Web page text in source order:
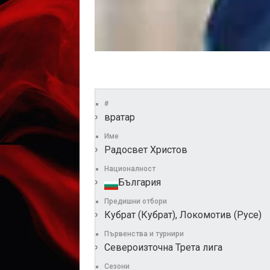
#
вратар
Име
Радосвет Христов
Националност
България
Предишни отбори
Кубрат (Кубрат), Локомотив (Русе)
Първенства и турнири
Североизточна Трета лига
Сезони